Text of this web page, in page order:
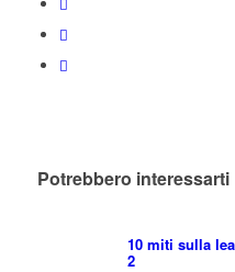
Potrebbero interessarti
10 miti sulla
2